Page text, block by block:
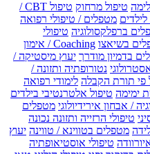
טיפול מרחוק
טיפול CBT /
מטפלים / טיפולי רפואה
ברפלקסולוגיה טיפולי
בשיאצו
Coaching / אימון
בדמיון מודרך יעוץ מיסטיקה /
נטורופתיה ותזונה /
פי תורת הקבלה לימודי רפואה
ימימה טיפול אלטרנטיבי בילדים
/ אבחון אירידיולוגי מטפלים
טיפולי הרזייה ותזונה נכונה
מטפלים בטווינא / טווינה יעוץ
טיפולי אוסטיאופתיה